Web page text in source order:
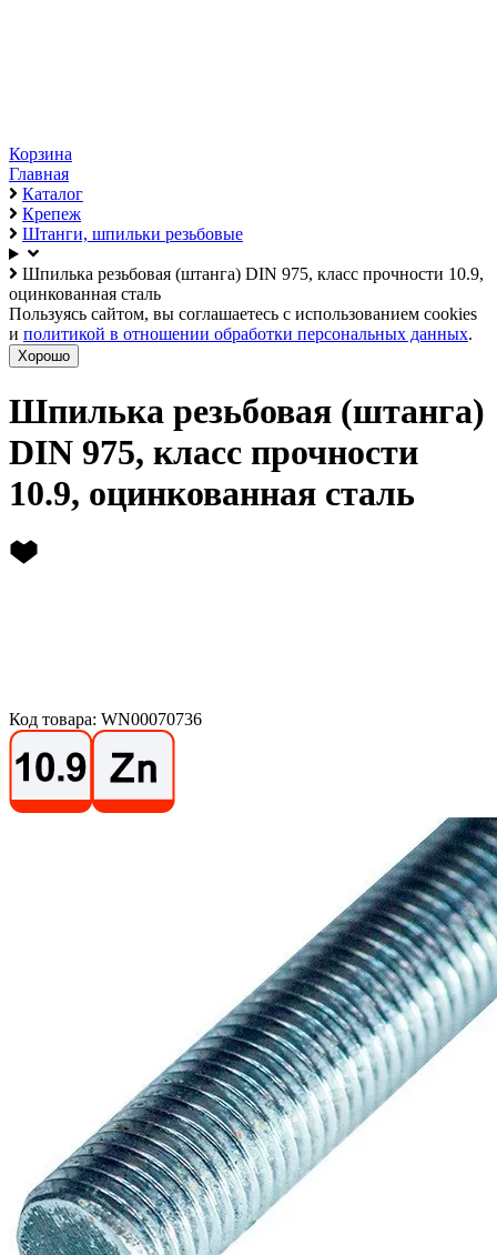
Корзина
Главная
Каталог
Крепеж
Штанги, шпильки резьбовые
Шпилька резьбовая (штанга) DIN 975, класс прочности 10.9,
оцинкованная сталь
Пользуясь сайтом, вы соглашаетесь с использованием cookies
и политикой в отношении обработки персональных данных.
Хорошо
Шпилька резьбовая (штанга)
DIN 975, класс прочности
10.9, оцинкованная сталь
Код товара: WN00070736